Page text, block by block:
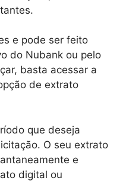
e pode ser feito
do Nubank ou pelo
basta acessar a
de extrato
que deseja
O seu extrato
e
digital ou